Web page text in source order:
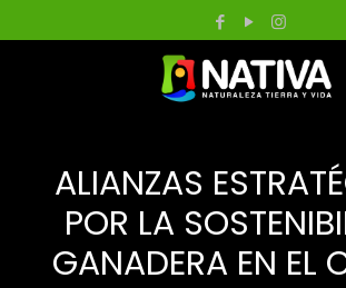
ALIANZAS
POR LA
GANADERA EN EL